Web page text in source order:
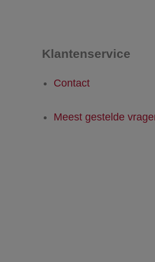
Klantenservice
Contact
Meest gestelde